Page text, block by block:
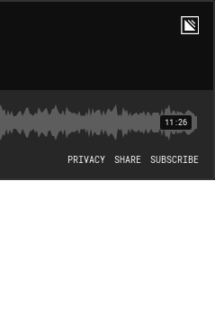
11:26
PRIVACY SHARE SUBSCRIBE